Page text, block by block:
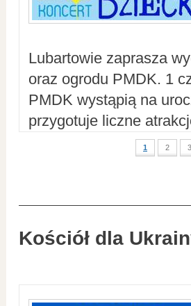
Lubartowie zaprasza
oraz ogrodu PMDK. 1
PMDK wystąpią na
przygotuje liczne
1 2 3
Kościół dla